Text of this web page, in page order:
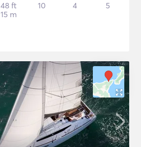
48 ft
15 m
10 4 5